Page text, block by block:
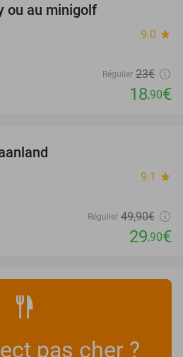
ou au minigolf
9.0 star
Régulier 23€
18,90€
9.1 star
Régulier 49,90€
29,90€
pas cher ?